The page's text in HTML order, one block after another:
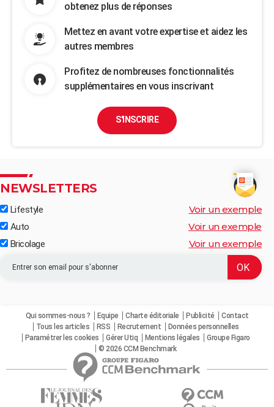
obtenez plus de réponses
Mettez en avant votre expertise et aidez les
autres membres
Profitez de nombreuses fonctionnalités
supplémentaires en vous inscrivant
S'INSCRIRE
NEWSLETTERS
Lifestyle Voir un exemple
Auto Voir un exemple
Bricolage Voir un exemple
Qui sommes-nous ? Equipe Charte éditoriale Publicité
Contact
Tous les articles
RSS Recrutement
Données personnelles
Paramétrer les cookies
Gérer Utiq Mentions légales
Groupe Figaro
© 2026 CCM Benchmark